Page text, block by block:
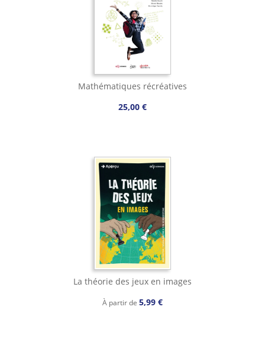
Mathématiques récréatives
25,00 €
La théorie des jeux en images
À partir de 5,99 €